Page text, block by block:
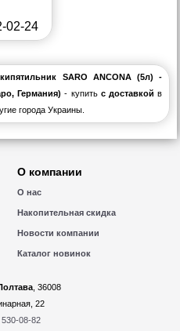
02-24
SARO ANCONA (5л) -
Германия)- купить с доставкой в
города Украины.
О компании
О нас
Накопительная скидка
Новости компании
Каталог новинок
, 36008
22
08-82